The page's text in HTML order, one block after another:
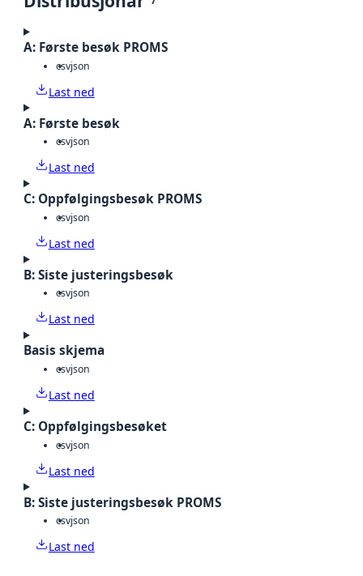
A: Første besøk PROMS
csvjson
Last ned
A: Første besøk
csvjson
Last ned
C: Oppfølgingsbesøk PROMS
csvjson
Last ned
B: Siste justeringsbesøk
csvjson
Last ned
Basis skjema
csvjson
Last ned
C: Oppfølgingsbesøket
csvjson
Last ned
B: Siste justeringsbesøk PROMS
csvjson
Last ned